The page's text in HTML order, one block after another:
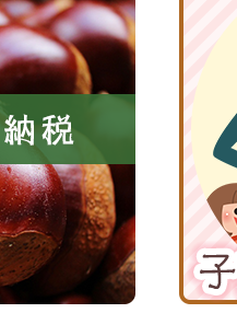
波
子
育
て
応
援